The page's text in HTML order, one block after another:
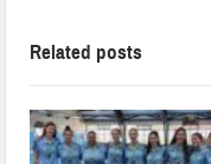
Related posts